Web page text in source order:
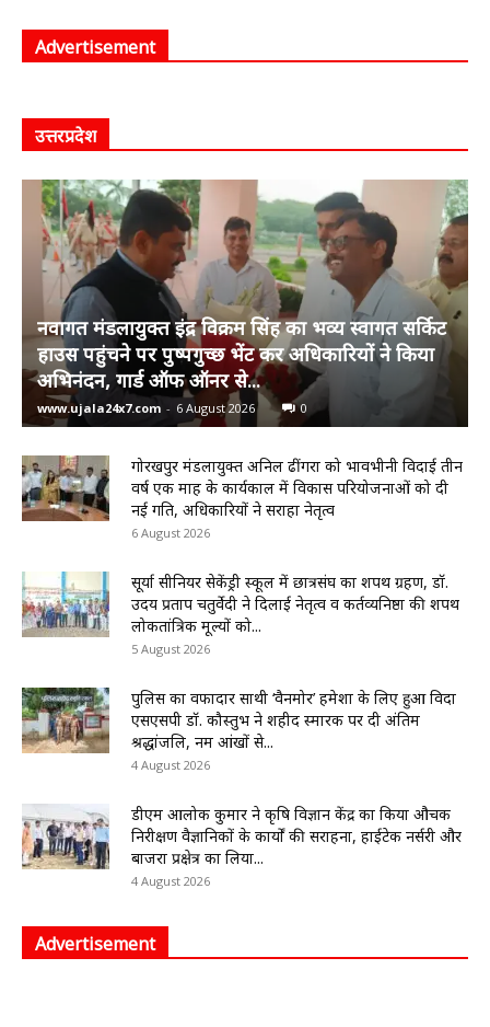
Advertisement
उत्तरप्रदेश
नवागत मंडलायुक्त इंद्र विक्रम सिंह का भव्य स्वागत सर्किट
हाउस पहुंचने पर पुष्पगुच्छ भेंट कर अधिकारियों ने किया
अभिनंदन, गार्ड ऑफ ऑनर से...
www.ujala24x7.com - 6 August 2026 0
गोरखपुर मंडलायुक्त अनिल ढींगरा को भावभीनी विदाई तीन
वर्ष एक माह के कार्यकाल में विकास परियोजनाओं को दी
नई गति, अधिकारियों ने सराहा नेतृत्व
6 August 2026
सूर्या सीनियर सेकेंड्री स्कूल में छात्रसंघ का शपथ ग्रहण, डॉ.
उदय प्रताप चतुर्वेदी ने दिलाई नेतृत्व व कर्तव्यनिष्ठा की शपथ
लोकतांत्रिक मूल्यों को...
5 August 2026
पुलिस का वफादार साथी ‘वैनमोर’ हमेशा के लिए हुआ विदा
एसएसपी डॉ. कौस्तुभ ने शहीद स्मारक पर दी अंतिम
श्रद्धांजलि, नम आंखों से...
4 August 2026
डीएम आलोक कुमार ने कृषि विज्ञान केंद्र का किया औचक
निरीक्षण वैज्ञानिकों के कार्यों की सराहना, हाईटेक नर्सरी और
बाजरा प्रक्षेत्र का लिया...
4 August 2026
Advertisement